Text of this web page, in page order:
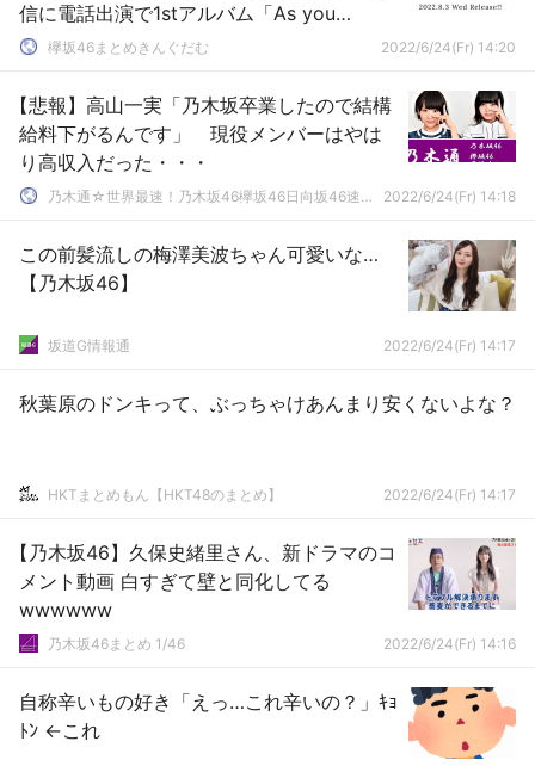
信に電話出演で1stアルバム「As you
know?」PR【SHOWROOM個人配信】
欅坂46まとめきんぐだむ 2022/6/24(Fr) 14:20
【悲報】高山一実「乃木坂卒業したので結構
給料下がるんです」 現役メンバーはやは
り高収入だった・・・
乃木通☆世界最速！乃木坂46欅坂46日向坂46速報まとめ 2022/6/24(Fr) 14:18
この前髪流しの梅澤美波ちゃん可愛いな…
【乃木坂46】
坂道G情報通 2022/6/24(Fr) 14:17
秋葉原のドンキって、ぶっちゃけあんまり安くないよな？
HKTまとめもん【HKT48のまとめ】 2022/6/24(Fr) 14:17
【乃木坂46】久保史緒里さん、新ドラマのコ
メント動画 白すぎて壁と同化してる
wwwwww
乃木坂46まとめ 1/46 2022/6/24(Fr) 14:16
自称辛いもの好き「えっ…これ辛いの？」ｷｮ
ﾄﾝ ←これ